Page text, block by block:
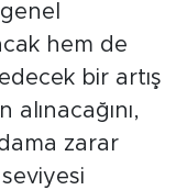
hem de
bir artış
alınacağını,
zarar